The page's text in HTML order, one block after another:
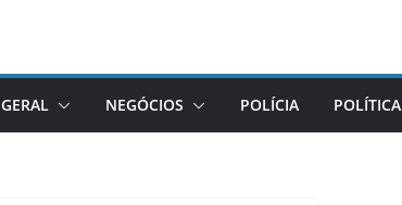
GERAL NEGÓCIOS POLÍCIA POLÍTICA